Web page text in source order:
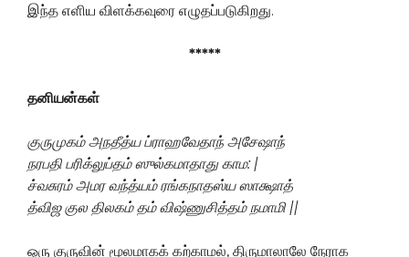
இந்த எளிய விளக்கவுரை எழுதப்படுகிறது.
*****
தனியன்கள்
குருமுகம் அநதீத்ய ப்ராஹவேதாந் அசேஷாந்
நரபதி பரிக்லுப்தம் ஸுல்கமாதாது காம: |
ச்வசுரம் அமர வந்த்யம் ரங்கநாதஸ்ய ஸாக்ஷாத்
த்விஜ குல திலகம் தம்விஷ்ணுசித்தம் நமாமி ||
ஒரு குருவின் மூலமாகக் கற்காமல், திருமாலாலே நேராக